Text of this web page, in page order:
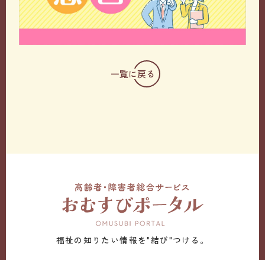
一覧に戻る
福祉の知りたい情報を"結び"つける。